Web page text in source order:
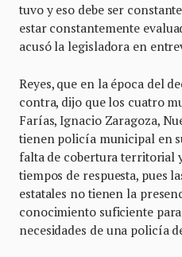
tuvo y eso debe ser
estar constantemente
acusó la legisladora en
Reyes, que en la época del
contra, dijo que los cuatro
Farías, Ignacio Zaragoza,
tienen policía municipal en
falta de cobertura territorial
tiempos de respuesta, pues
estatales no tienen la
conocimiento suficiente
necesidades de una policía